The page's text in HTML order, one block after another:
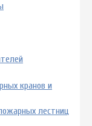
кранов и
лестниц